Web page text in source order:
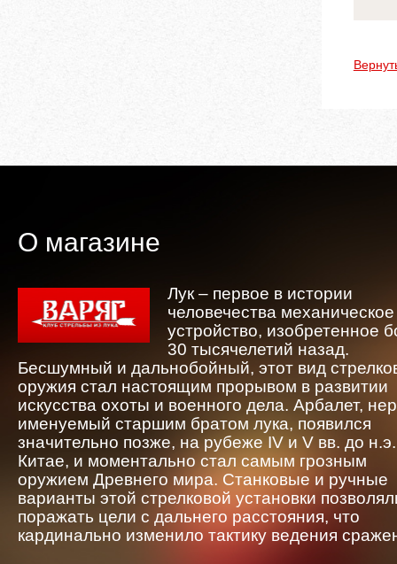
О магазине
Лук – первое в истории
человечества механическое
устройство, изобретенное
30 тысячелетий назад.
Бесшумный и дальнобойный, этот вид
оружия стал настоящим прорывом в развитии
искусства охоты и военного дела. Арбалет,
именуемый старшим братом лука, появился
значительно позже, на рубеже IV и V вв. до
Китае, и моментально стал самым грозным
оружием Древнего мира. Станковые и ручные
варианты этой стрелковой установки
поражать цели с дальнего расстояния, что
кардинально изменило тактику ведения